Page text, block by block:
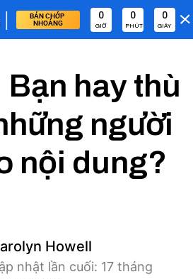
|
BÁN CHỚP
NHOÁNG
0
GIỜ
0
PHÚT
0
GIÂY
Bạn hay thù
người
nội dung?
Howell
nhật lần cuối: 17 tháng